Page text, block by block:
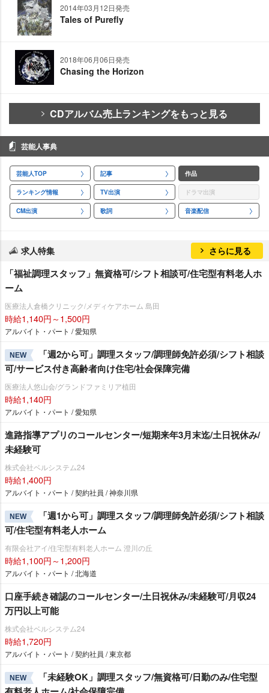
2014年03月12日発売
Tales of Purefly
2018年06月06日発売
Chasing the Horizon
CDアルバム売上ランキングをもっと見る
芸能人事典
芸能人TOP 記事 作品
ランキング情報 TV出演 ドラマ出演
CM出演 歌詞 音楽配信
求人特集 さらに見る
「福祉調理スタッフ」無資格可/シフト相談可/住宅型有料老人ホ
ーム
医療法人倉橋クリニック/メディケアホーム 島田
時給1,140円～1,500円
アルバイト・パート / 愛知県
NEW
「週2から可」調理スタッフ/調理師免許必須/シフト相談
可/サービス付き高齢者向け住宅/社会保障完備
医療法人悠山会/グランドファミリア植田
時給1,140円
アルバイト・パート / 愛知県
進路指導アプリのコールセンター/短期来年3月末迄/土日祝休み/
未経験可
株式会社ベルシステム24
時給1,400円
アルバイト・パート / 契約社員 / 神奈川県
NEW
「週1から可」調理スタッフ/調理師免許必須/シフト相談
可/住宅型有料老人ホーム
有限会社アイ/住宅型有料老人ホーム 澄川の丘
時給1,100円～1,200円
アルバイト・パート / 北海道
口座手続き確認のコールセンター/土日祝休み/未経験可/月収24
万円以上可能
株式会社ベルシステム24
時給1,720円
アルバイト・パート / 契約社員 / 東京都
NEW
「未経験OK」調理スタッフ/無資格可/日勤のみ/住宅型